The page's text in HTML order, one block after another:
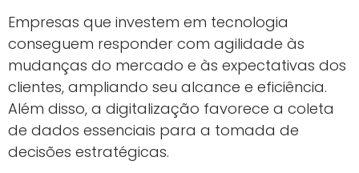
Empresas que investem em tecnologia
conseguem responder com agilidade às
mudanças do mercado e às expectativas dos
clientes, ampliando seu alcance e eficiência.
Além disso, a digitalização favorece a coleta
de dados essenciais para a tomada de
decisões estratégicas.